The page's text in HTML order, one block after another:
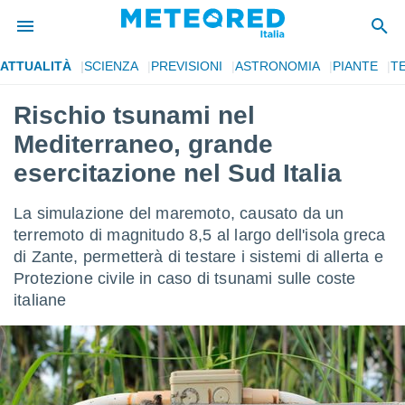
di
per
le
di
Web
le
ATTUALITÀ SCIENZA PREVISIONI ASTRONOMIA PIANTE
Rischio tsunami nel
Mediterraneo, grande
esercitazione nel Sud Italia
La simulazione del maremoto, causato da un
terremoto di magnitudo 8,5 al largo dell'isola greca
di Zante, permetterà di testare i sistemi di allerta e
Protezione civile in caso di tsunami sulle coste
italiane